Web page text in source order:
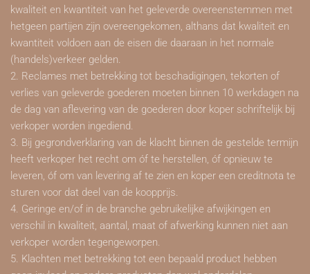
kwaliteit en kwantiteit van het geleverde overeenstemmen met
hetgeen partijen zijn overeengekomen, althans dat kwaliteit en
kwantiteit voldoen aan de eisen die daaraan in het normale
(handels)verkeer gelden.
2. Reclames met betrekking tot beschadigingen, tekorten of
verlies van geleverde goederen moeten binnen 10 werkdagen na
de dag van aflevering van de goederen door koper schriftelijk bij
verkoper worden ingediend.
3. Bij gegrondverklaring van de klacht binnen de gestelde termijn
heeft verkoper het recht om óf te herstellen, óf opnieuw te
leveren, óf om van levering af te zien en koper een creditnota te
sturen voor dat deel van de koopprijs.
4. Geringe en/of in de branche gebruikelijke afwijkingen en
verschil in kwaliteit, aantal, maat of afwerking kunnen niet aan
verkoper worden tegengeworpen.
5. Klachten met betrekking tot een bepaald product hebben